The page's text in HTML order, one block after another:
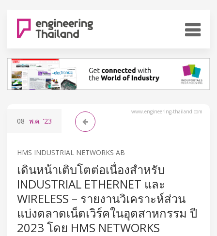
www.engineering-thailand.com
08 พ.ค. '23
HMS INDUSTRIAL NETWORKS AB
เดินหน้าเติบโตต่อเนื่องสำหรับ
INDUSTRIAL ETHERNET และ
WIRELESS – รายงานวิเคราะห์ส่วน
แบ่งตลาดเน็ตเวิร์คในอุตสาหกรรม ปี
2023 โดย HMS NETWORKS